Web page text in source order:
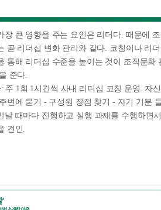
장 큰 영향을 주는 요인은 리더다. 때문에 조
곧 리더십 변화 관리와 같다. 코칭이나 리더
통해 리더십 수준을 높이는 것이 조직문화
준다.
주 1회 1시간씩 사내 리더십 코칭 운영. 자신
변에 묻기 - 구성원 장점 찾기 - 자기 기분
날 때마다 진행하고 실행 과제를 수행하면
견인.